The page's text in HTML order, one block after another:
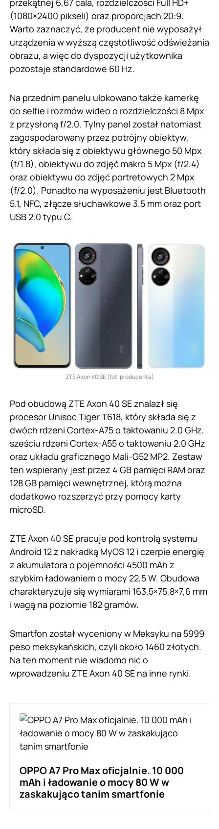
przekątnej 6,67 cala, rozdzielczości Full HD+
(1080×2400 pikseli) oraz proporcjach 20:9.
Warto zaznaczyć, że producent nie wyposażył
urządzenia w wyższą częstotliwość odświeżania
obrazu, a więc do dyspozycji użytkownika
pozostaje standardowe 60 Hz.
Na przednim panelu ulokowano także kamerkę
do selfie i rozmów wideo o rozdzielczości 8 Mpx
z przysłoną f/2.0. Tylny panel został natomiast
zagospodarowany przez potrójny obiektyw,
który składa się z obiektywu głównego 50 Mpx
(f/1.8), obiektywu do zdjęć makro 5 Mpx (f/2.4)
oraz obiektywu do zdjęć portretowych 2 Mpx
(f/2.0). Ponadto na wyposażeniu jest Bluetooth
5.1, NFC, złącze słuchawkowe 3.5 mm oraz port
USB 2.0 typu C.
ZTE Axon 40 SE (fot. producenta)
Pod obudową ZTE Axon 40 SE znalazł się
procesor Unisoc Tiger T618, który składa się z
dwóch rdzeni Cortex-A75 o taktowaniu 2.0 GHz,
sześciu rdzeni Cortex-A55 o taktowaniu 2.0 GHz
oraz układu graficznego Mali-G52 MP2. Zestaw
ten wspierany jest przez 4 GB pamięci RAM oraz
128 GB pamięci wewnętrznej, którą można
dodatkowo rozszerzyć przy pomocy karty
microSD.
ZTE Axon 40 SE pracuje pod kontrolą systemu
Android 12 z nakładką MyOS 12 i czerpie energię
z akumulatora o pojemności 4500 mAh z
szybkim ładowaniem o mocy 22,5 W. Obudowa
charakteryzuje się wymiarami 163,5×75,8×7,6 mm
i wagą na poziomie 182 gramów.
Smartfon został wyceniony w Meksyku na 5999
peso meksykańskich, czyli około 1460 złotych.
Na ten moment nie wiadomo nic o
wprowadzeniu ZTE Axon 40 SE na inne rynki.
OPPO A7 Pro Max oficjalnie. 10 000
mAh i ładowanie o mocy 80 W w
zaskakująco tanim smartfonie